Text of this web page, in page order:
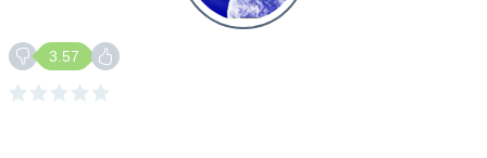
3.57